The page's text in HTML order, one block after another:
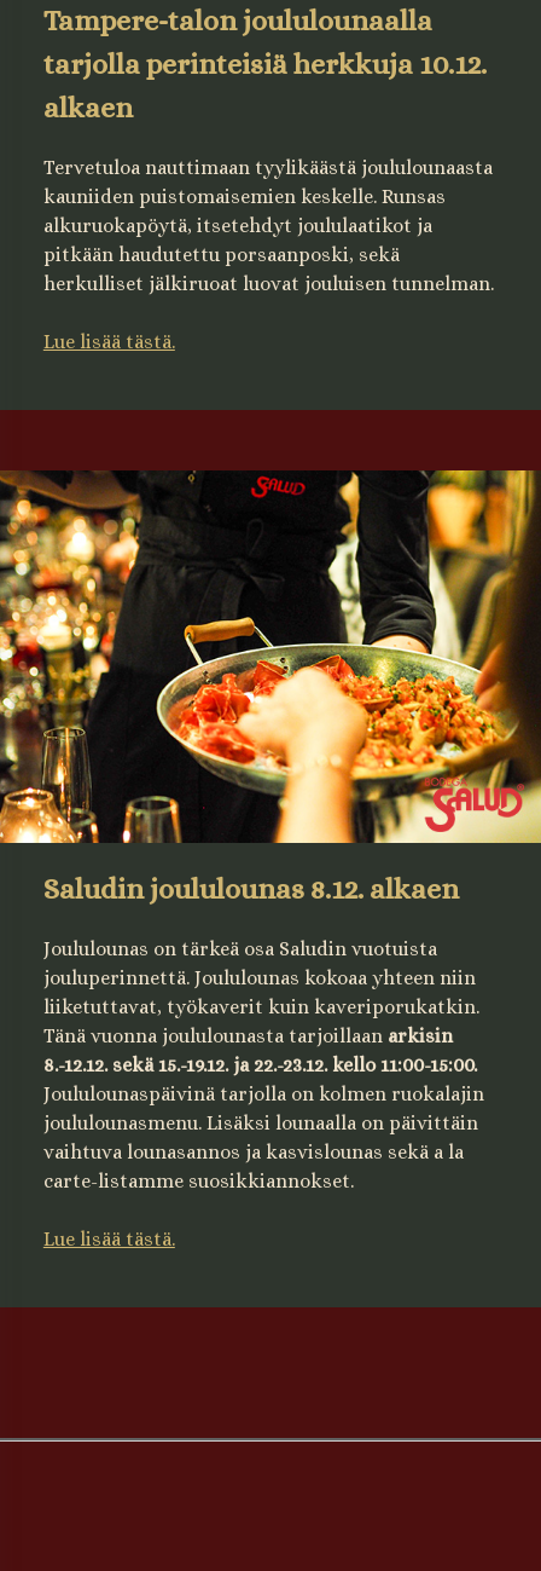
Tampere-talon joululounaalla
tarjolla perinteisiä herkkuja 10.12.
alkaen
Tervetuloa nauttimaan tyylikäästä joululounaasta
kauniiden puistomaisemien keskelle. Runsas
alkuruokapöytä, itsetehdyt joululaatikot ja
pitkään haudutettu porsaanposki, sekä
herkulliset jälkiruoat luovat jouluisen tunnelman.
Lue lisää tästä.
Saludin joululounas 8.12. alkaen
Joululounas on tärkeä osa Saludin vuotuista
jouluperinnettä. Joululounas kokoaa yhteen niin
liiketuttavat, työkaverit kuin kaveriporukatkin.
Tänä vuonna joululounasta tarjoillaan arkisin
8.-12.12. sekä 15.-19.12. ja 22.-23.12. kello 11:00-15:00.
Joululounaspäivinä tarjolla on kolmen ruokalajin
joululounasmenu. Lisäksi lounaalla on päivittäin
vaihtuva lounasannos ja kasvislounas sekä a la
carte-listamme suosikkiannokset.
Lue lisää tästä.